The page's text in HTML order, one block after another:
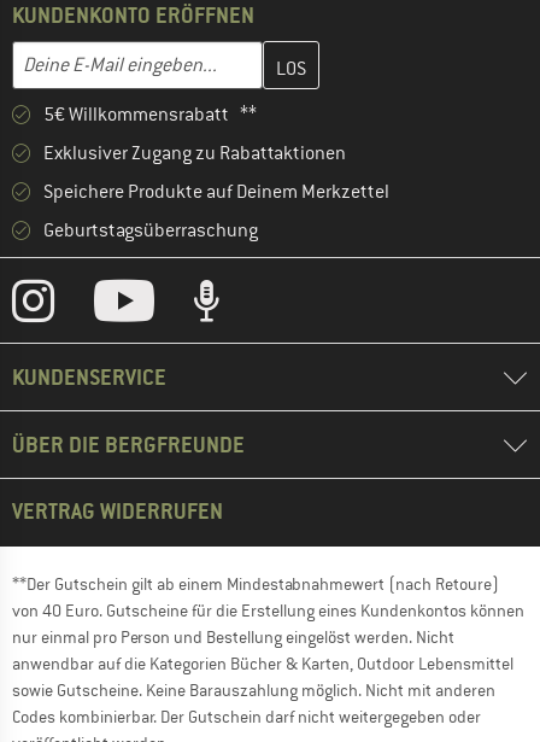
KUNDENKONTO ERÖFFNEN
E-Mail-Adresse
Gib hier deine E-Mail-Adresse ein und erstelle im nächsten
5€ Willkommensrabatt **
Exklusiver Zugang zu Rabattaktionen
Speichere Produkte auf Deinem Merkzettel
Geburtstagsüberraschung
KUNDENSERVICE
ÜBER DIE BERGFREUNDE
VERTRAG WIDERRUFEN
**Der Gutschein gilt ab einem Mindestabnahmewert (nach Retoure)
von 40 Euro. Gutscheine für die Erstellung eines Kundenkontos können
nur einmal pro Person und Bestellung eingelöst werden. Nicht
anwendbar auf die Kategorien Bücher & Karten, Outdoor Lebensmittel
sowie Gutscheine. Keine Barauszahlung möglich. Nicht mit anderen
Codes kombinierbar. Der Gutschein darf nicht weitergegeben oder